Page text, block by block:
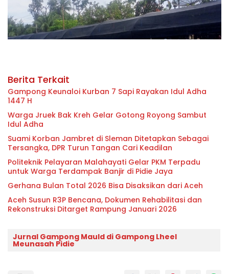
Berita Terkait
Gampong Keunaloi Kurban 7 Sapi Rayakan Idul Adha
1447 H
Warga Jruek Bak Kreh Gelar Gotong Royong Sambut
Idul Adha
Suami Korban Jambret di Sleman Ditetapkan Sebagai
Tersangka, DPR Turun Tangan Cari Keadilan
Politeknik Pelayaran Malahayati Gelar PKM Terpadu
untuk Warga Terdampak Banjir di Pidie Jaya
Gerhana Bulan Total 2026 Bisa Disaksikan dari Aceh
Aceh Susun R3P Bencana, Dokumen Rehabilitasi dan
Rekonstruksi Ditarget Rampung Januari 2026
Jurnal Gampong Mauld di Gampong Lheel
Meunasah Pidie